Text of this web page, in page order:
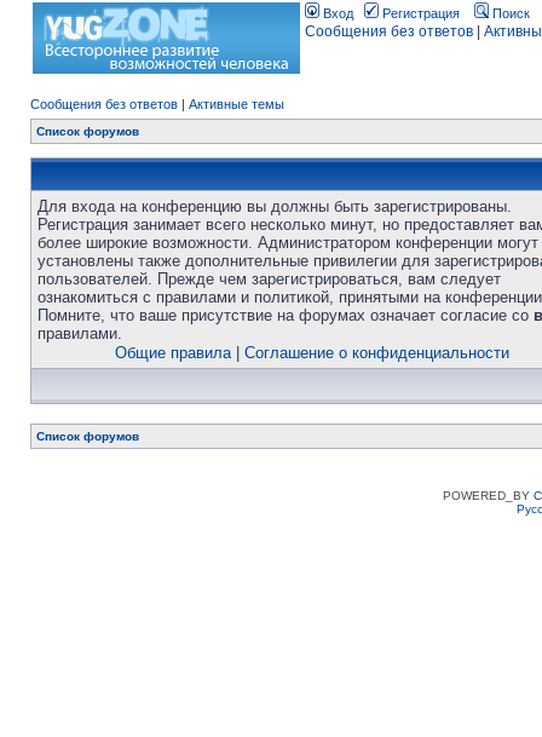
Вход Регистрация Поиск
Сообщения без ответов
Сообщения без ответов | Активные темы
Список форумов
Для входа на конференцию вы должны быть зарегистрированы.
Регистрация занимает всего несколько минут, но предоставляет
более широкие возможности. Администратором конференции
установлены также дополнительные привилегии для
пользователей. Прежде чем зарегистрироваться, вам следует
ознакомиться с правилами и политикой, принятыми на
Помните, что ваше присутствие на форумах означает согласие со
правилами.
Общие правила| Соглашение о конфиденциальности
Список форумов
POWERED_BY